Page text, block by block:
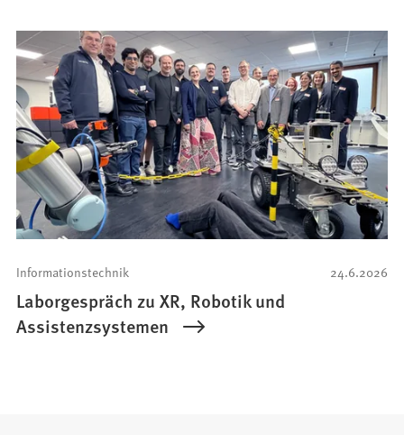
24.6.2026
Informationstechnik
Laborgespräch zu XR, Robotik und
Assistenzsystemen